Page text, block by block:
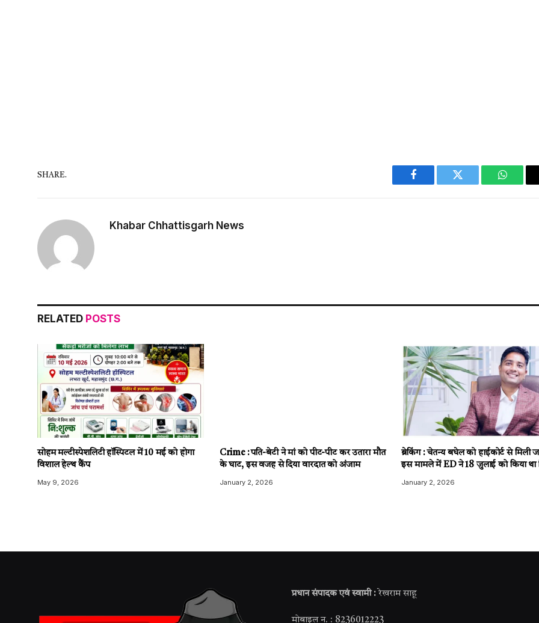
SHARE.
Facebook Twitter
Khabar Chhattisgarh News
RELATED POSTS
सोहम मल्टीस्पेशलिटी हॉस्पिटल में 10 मई को होगा
विशाल हेल्थ कैंप
May 9, 2026
Crime : पति-बेटी ने मां को पीट-पीट कर उतारा मौत
के घाट, इस वजह से दिया वारदात को अंजाम
January 2, 2026
ब्रेकिंग : चेतन्य बघेल को हाईकोर्ट से मिली
इस मामले में ED ने 18 जुलाई को किया था
January 2, 2026
प्रधान संपादक एवं स्वामी : रेखराम साहू
मोबाइल न. : 8236012223